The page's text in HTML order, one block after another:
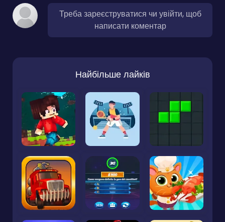
Треба зареєструватися чи увійти, щоб
написати коментар
Найбільше лайків